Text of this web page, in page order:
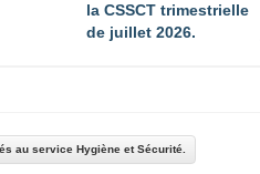
la CSSCT trimestrielle
de juillet 2026.
au service Hygiène et Sécurité.